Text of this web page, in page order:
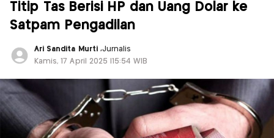
Titip Tas Berisi HP dan Uang Dolar ke
Satpam Pengadilan
Ari Sandita Murti ,Jurnalis
Kamis, 17 April 2025 |15:54 WIB